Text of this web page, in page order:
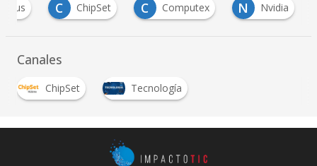
Asus C ChipSet C Computex N Nvidia
Canales
ChipSet Tecnología